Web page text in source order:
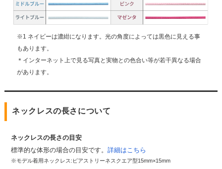
※1 ネイビーは濃紺になります。光の角度によっては黒色に見える事
もあります。
＊インターネット上で見る写真と実物との色合い等が若干異なる場合
があります。
ネックレスの長さについて
ネックレスの長さの目安
標準的な体形の場合の目安です。 詳細はこちら
※モデル着用ネックレス:ピアストリーネスクエア型15mm×15mm